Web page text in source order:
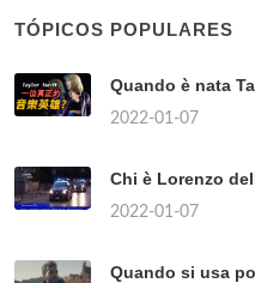
TÓPICOS POPULARES
Quando è nata
2022-01-07
Chi è Lorenzo
2022-01-07
Quando si usa